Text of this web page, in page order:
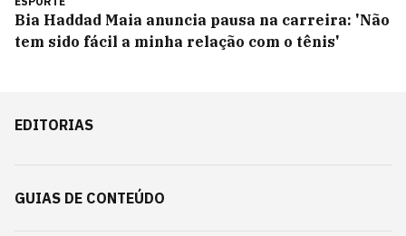
Bia Haddad Maia anuncia pausa na carreira: 'Não
tem sido fácil a minha relação com o tênis'
EDITORIAS
GUIAS DE CONTEÚDO